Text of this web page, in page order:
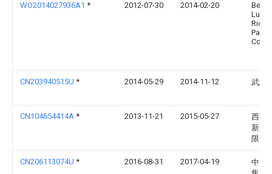
WO2014027936A1 * 2012-07-30 2014-02-20
Luis
CN203940515U * 2014-05-29 2014-11-12 武志
CN104654414A * 2013-11-21 2015-05-27
西安
新能
限公
CN206113074U * 2016-08-31 2017-04-19
中国